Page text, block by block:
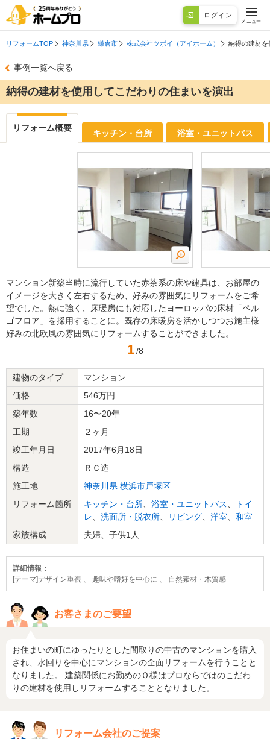
ログイン
メニュー
リフォームTOP 神奈川県 鎌倉市 株式会社ツボイ（アイホーム） 納得の建材
事例一覧へ戻る
納得の建材を使用してこだわりの住まいを演出
リフォーム概要
キッチン・台所 浴室・ユニットバス
マンション新築当時に流行していた赤茶系の床や建具は、お部屋の
イメージを大きく左右するため、好みの雰囲気にリフォームをご希
望でした。熱に強く、床暖房にも対応したヨーロッパの床材「ペル
ゴフロア」を採用することに。既存の床暖房を活かしつつお施主様
好みの北欧風の雰囲気にリフォームすることができました。
1 /8
建物のタイプ
マンション
価格
546万円
築年数
16〜20年
工期
２ヶ月
竣工年月日
2017年6月18日
構造
ＲＣ造
施工地
神奈川県 横浜市戸塚区
リフォーム箇所
キッチン・台所 浴室・ユニットバス
トイ
レ
洗面所・脱衣所 リビング 洋室
和室
家族構成
夫婦、子供1人
詳細情報：
[テーマ]デザイン重視 、 趣味や嗜好を中心に 、 自然素材・木質感
お客さまのご要望
お住まいの町にゆったりとした間取りの中古のマンションを購入
され、水回りを中心にマンションの全面リフォームを行うことと
なりました。 建築関係にお勤めのＯ様はプロならではのこだわ
りの建材を使用しリフォームすることとなりました。
リフォーム会社のご提案